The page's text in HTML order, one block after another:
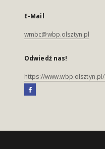
E-Mail
wmbc@wbp.olsztyn.pl
Odwiedź nas!
https://www.wbp.olsztyn.pl/